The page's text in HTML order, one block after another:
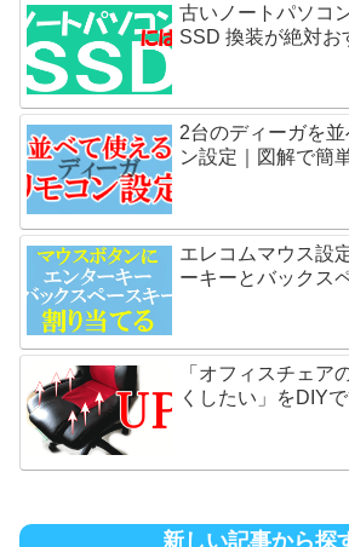
古いノートパソコ
SSD 換装が絶対お
2台のディーガを
ン設定｜図解で簡
エレコムマウス設
ーキーとバックス
「オフィスチェア
くしたい」をDIY
新しい記事から探